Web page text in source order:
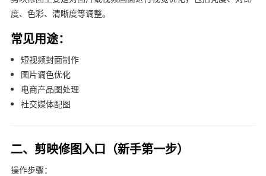
度、色彩、清晰度等调整。
常见用途：
短视频封面制作
图片调色优化
电商产品图处理
社交媒体配图
二、剪映修图入口（新手第一步）
操作步骤：